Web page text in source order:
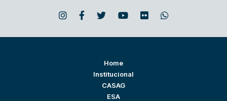
Home
Institucional
CASAG
ESA